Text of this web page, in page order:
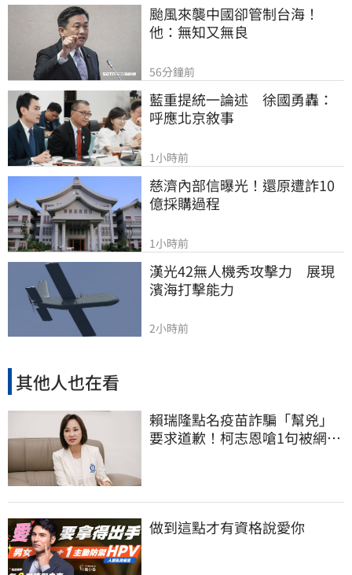
颱風來襲中國卻管制台海！
他：無知又無良
56分鐘前
藍重提統一論述　徐國勇轟：
呼應北京敘事
1小時前
慈濟內部信曝光！還原遭詐10
億採購過程
1小時前
漢光42無人機秀攻擊力　展現
濱海打擊能力
2小時前
其他人也在看
賴瑞隆點名疫苗詐騙「幫兇」
要求道歉！柯志恩嗆1句被網罵
做到這點才有資格說愛你